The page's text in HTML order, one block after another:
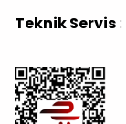
Teknik Servis